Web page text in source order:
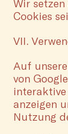
Wir
Cookies
VII.
Auf
von
anzeigen
Nutzung